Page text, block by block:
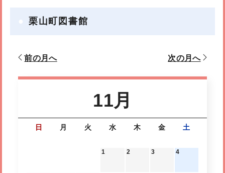
栗山町図書館
前の月へ 次の月へ
11月
日 月 火 水 木 金 土
1 2 3 4